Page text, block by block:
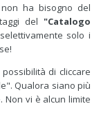
ha bisogno del
del "Catalogo
solo i
di cliccare
Qualora siano più
Non vi è alcun limite